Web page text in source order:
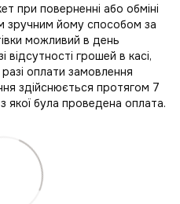
при поверненні або обміні
зручним йому способом за
можливий в день
грошей в касі,
оплати замовлення
здійснюється протягом 7
якої була проведена оплата.